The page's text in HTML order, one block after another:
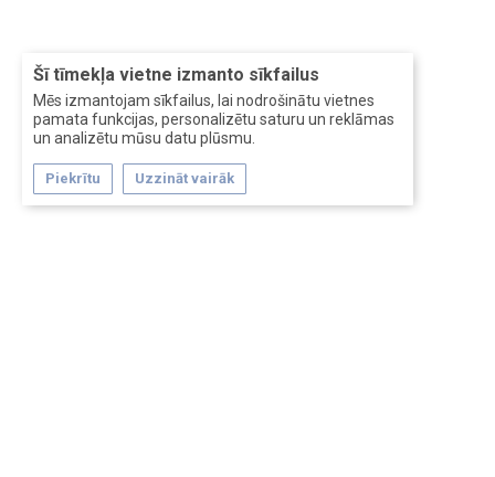
Šī tīmekļa vietne izmanto sīkfailus
Mēs izmantojam sīkfailus, lai nodrošinātu vietnes
pamata funkcijas, personalizētu saturu un reklāmas
un analizētu mūsu datu plūsmu.
Piekrītu Uzzināt vairāk